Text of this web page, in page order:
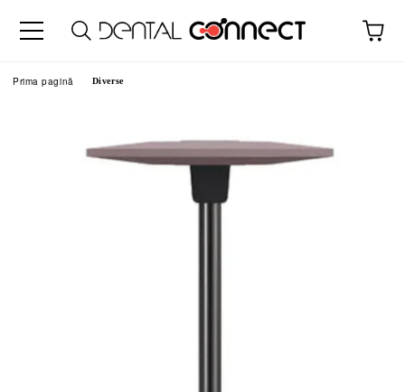
Prima pagină Diverse